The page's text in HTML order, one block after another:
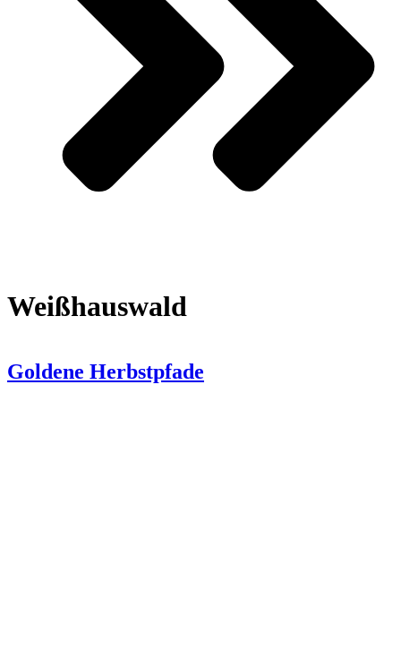
Weißhauswald
Goldene Herbstpfade